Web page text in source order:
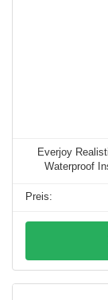
Everjoy
Waterproof